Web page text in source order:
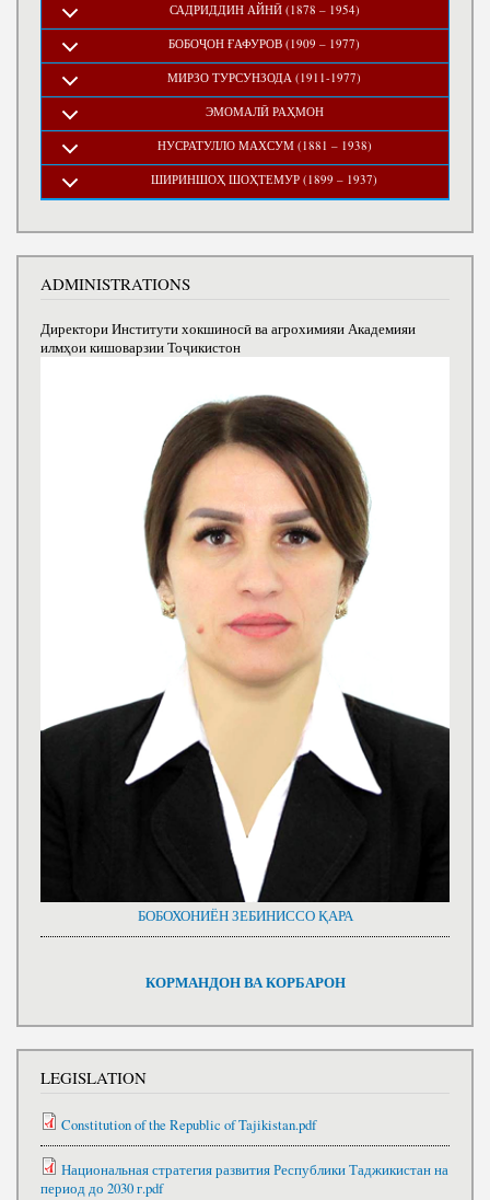
САДРИДДИН АЙНӢ (1878 – 1954)
БОБОҶОН ҒАФУРОВ (1909 – 1977)
МИРЗО ТУРСУНЗОДА (1911-1977)
ЭМОМАЛӢ РАҲМОН
НУСРАТУЛЛО МАХСУМ (1881 – 1938)
ШИРИНШОҲ ШОҲТЕМУР (1899 – 1937)
ADMINISTRATIONS
Директори Институти хокшиносӣ ва агрохимияи Академияи
илмҳои кишоварзии Тоҷикистон
БОБОХОНИЁН ЗЕБИНИССО ҚАРА
КОРМАНДОН ВА КОРБАРОН
LEGISLATION
Constitution of the Republic of Tajikistan.pdf
Национальная стратегия развития Республики Таджикистан на
период до 2030 г.pdf